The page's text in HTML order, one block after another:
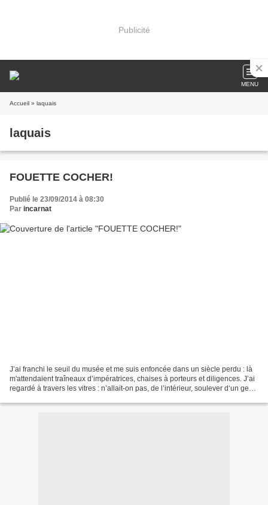
Publicité
MENU
Accueil » laquais
laquais
FOUETTE COCHER!
Publié le 23/09/2014 à 08:30
Par incarnat
J’ai franchi le seuil du musée et me suis enfoncée dans un siècle perdu : là
m'attendaient traîneaux d’impératrices, chaises à porteurs et diligences. J’ai
regardé à travers les vitres : n’allait-on pas, de l’intérieur, soulever d‘un geste